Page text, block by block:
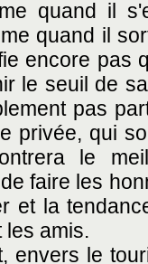
quand il
quand il
encore pas
le seuil de
pas
privée, qui
le
faire les
et la
les amis.
envers le